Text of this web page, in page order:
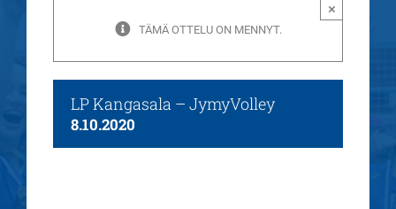
TÄMÄ OTTELU ON MENNYT.
×
LP Kangasala – JymyVolley
8.10.2020